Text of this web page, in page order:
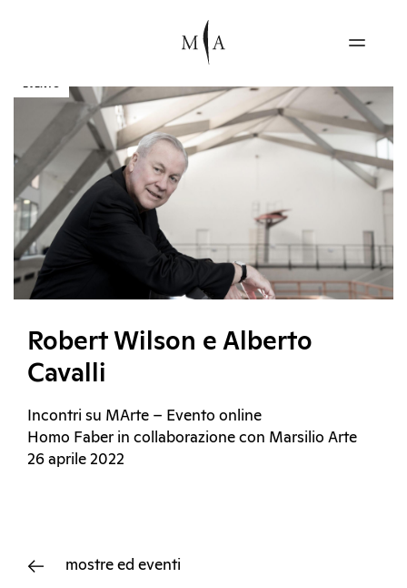
Robert Wilson e Alberto
Cavalli
Incontri su MArte – Evento online
Homo Faber in collaborazione con Marsilio Arte
26 aprile 2022
mostre ed eventi